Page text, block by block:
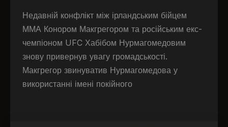
Недавній конфлікт між ірландським бійцем
ММА Конором Макгрегором та російським екс-
чемпіоном UFC Хабібом Нурмагомедовим
знову привернув увагу громадськості.
Макгрегор звинуватив Нурмагомедова у
використанні імені покійного